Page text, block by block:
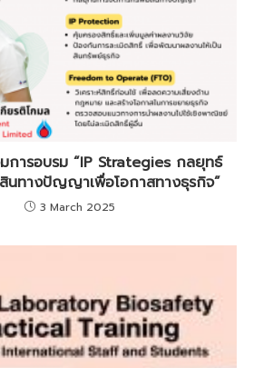
การอบรม “IP Strategies กลยุทธ์
นทางปัญญาเพื่อโอกาสทางธุรกิจ”
3 March 2025